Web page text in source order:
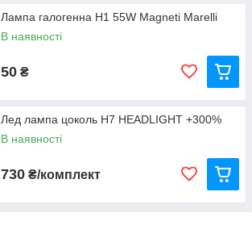
Лампа галогенна H1 55W Magneti Marelli
В наявності
50 ₴
Лед лампа цоколь Н7 HEADLIGHT +300%
В наявності
730 ₴/комплект